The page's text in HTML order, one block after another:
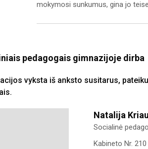
mokymosi sunkumus, gina jo
pedagogais gimnazijoje dirba
vyksta iš anksto susitarus,
Natalija
Socialinė
Kabineto Nr. 210